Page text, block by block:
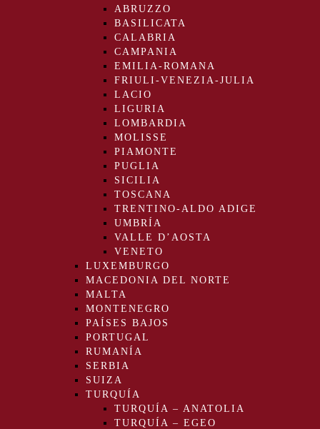
ABRUZZO
BASILICATA
CALABRIA
CAMPANIA
EMILIA-ROMANA
FRIULI-VENEZIA-JULIA
LACIO
LIGURIA
LOMBARDIA
MOLISSE
PIAMONTE
PUGLIA
SICILIA
TOSCANA
TRENTINO-ALDO ADIGE
UMBRÍA
VALLE D’AOSTA
VENETO
LUXEMBURGO
MACEDONIA DEL NORTE
MALTA
MONTENEGRO
PAÍSES BAJOS
PORTUGAL
RUMANÍA
SERBIA
SUIZA
TURQUÍA
TURQUÍA – ANATOLIA
TURQUÍA – EGEO